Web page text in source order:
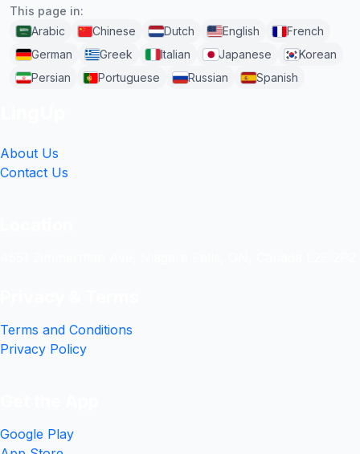
This page in:
Arabic
Chinese Dutch English
French
German
Greek Italian Japanese
Korean
Persian
Portuguese Russian Spanish
About Us
Contact Us
Terms and Conditions
Privacy Policy
Google Play